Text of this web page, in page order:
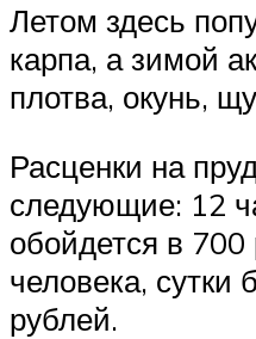
Летом здесь
карпа, а зимой
плотва, окунь,
Расценки на
следующие: 12
обойдется в 700
человека, сутки
рублей.